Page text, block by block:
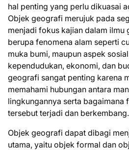
hal penting yang perlu dikuasai
Objek geografi merujuk pada
menjadi fokus kajian dalam ilmu
berupa fenomena alam seperti
muka bumi, maupun aspek
kependudukan, ekonomi, dan
geografi sangat penting karena
memahami hubungan antara
lingkungannya serta bagaimana
tersebut terjadi dan berkembang.
Objek geografi dapat dibagi
utama, yaitu objek formal dan